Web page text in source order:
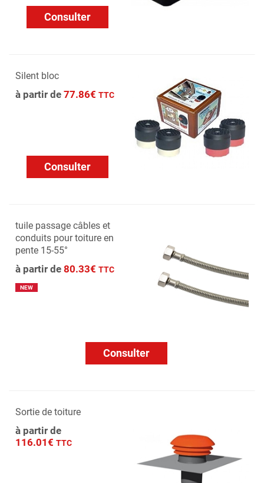
Consulter
Silent bloc
à partir de 77.86€ TTC
Consulter
tuile passage câbles et
conduits pour toiture en
pente 15-55°
à partir de 80.33€ TTC
NEW
Consulter
Sortie de toiture
à partir de
116.01€ TTC